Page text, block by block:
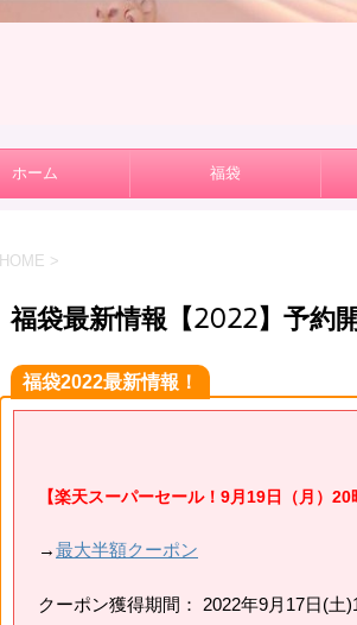
ホーム 福袋
HOME >
福袋最新情報【2022】予約
福袋2022最新情報！
【楽天スーパーセール！9月19日（月）20
→最大半額クーポン
クーポン獲得期間： 2022年9月17日(土